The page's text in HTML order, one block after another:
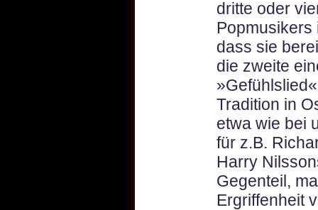
dritte oder
Popmusikers
dass sie
die zweite
Tradition in
etwa wie bei
für z.B.
Harry
Gegenteil,
Ergriffenheit